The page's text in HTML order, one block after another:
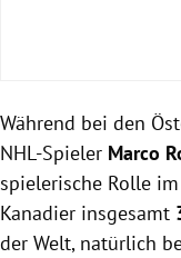
Männliche
Spielerinnen
Referees
Eishallen
Während bei den
NHL-Spieler Marco
spielerische Rolle
Kanadier insgesamt
der Welt, natürlich